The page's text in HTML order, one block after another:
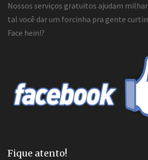
Nossos serviços gratuitos ajudam
tal você dar um forcinha pra gente
Face hein!?
Fique atento!